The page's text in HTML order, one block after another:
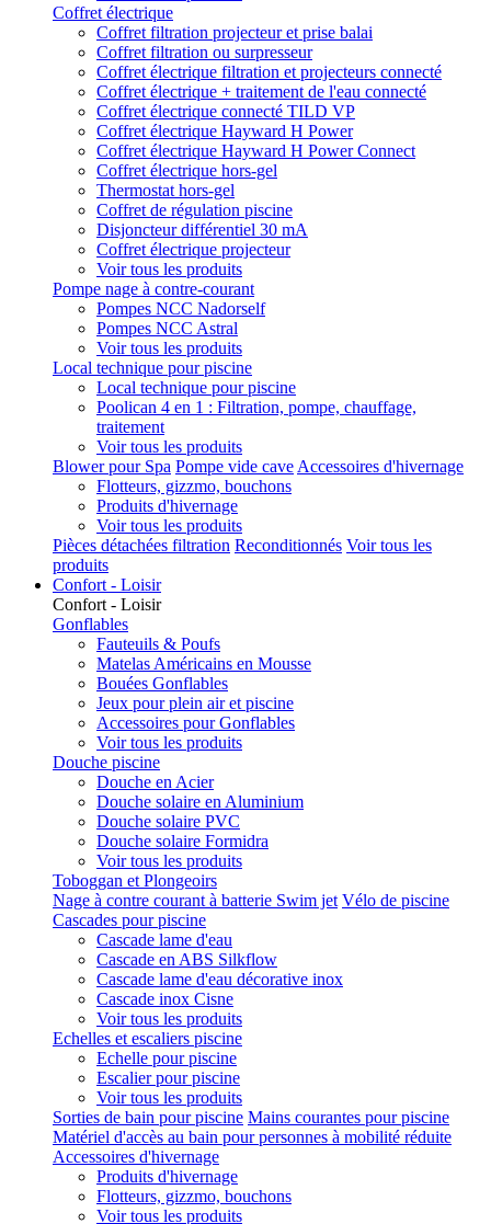
Coffret électrique
Coffret filtration projecteur et prise balai
Coffret filtration ou surpresseur
Coffret électrique filtration et projecteurs connecté
Coffret électrique + traitement de l'eau connecté
Coffret électrique connecté TILD VP
Coffret électrique Hayward H Power
Coffret électrique Hayward H Power Connect
Coffret électrique hors-gel
Thermostat hors-gel
Coffret de régulation piscine
Disjoncteur différentiel 30 mA
Coffret électrique projecteur
Voir tous les produits
Pompe nage à contre-courant
Pompes NCC Nadorself
Pompes NCC Astral
Voir tous les produits
Local technique pour piscine
Local technique pour piscine
Poolican 4 en 1 : Filtration, pompe, chauffage,
traitement
Voir tous les produits
Blower pour Spa Pompe vide cave Accessoires d'hivernage
Flotteurs, gizzmo, bouchons
Produits d'hivernage
Voir tous les produits
Pièces détachées filtration Reconditionnés Voir tous les
produits
Confort - Loisir
Confort - Loisir
Gonflables
Fauteuils & Poufs
Matelas Américains en Mousse
Bouées Gonflables
Jeux pour plein air et piscine
Accessoires pour Gonflables
Voir tous les produits
Douche piscine
Douche en Acier
Douche solaire en Aluminium
Douche solaire PVC
Douche solaire Formidra
Voir tous les produits
Toboggan et Plongeoirs
Nage à contre courant à batterie Swim jet Vélo de piscine
Cascades pour piscine
Cascade lame d'eau
Cascade en ABS Silkflow
Cascade lame d'eau décorative inox
Cascade inox Cisne
Voir tous les produits
Echelles et escaliers piscine
Echelle pour piscine
Escalier pour piscine
Voir tous les produits
Sorties de bain pour piscine Mains courantes pour piscine
Matériel d'accès au bain pour personnes à mobilité réduite
Accessoires d'hivernage
Produits d'hivernage
Flotteurs, gizzmo, bouchons
Voir tous les produits